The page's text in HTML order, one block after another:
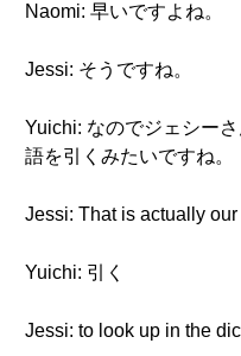
Naomi: 早いですよね。
Jessi: そうですね。
Yuichi: なのでジェシー
語を引くみたいですね。
Jessi: That is actually our
Yuichi: 引く
Jessi: to look up in the